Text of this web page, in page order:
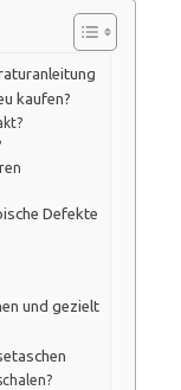
kaufen?
Defekte
und gezielt